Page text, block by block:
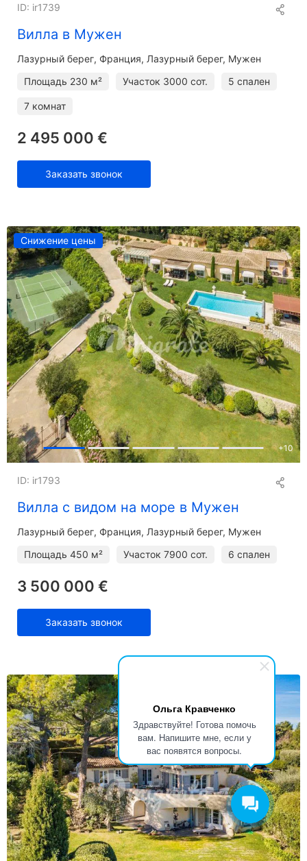
Ольга Кравченко
Здравствуйте! Готова помочь
вам. Напишите мне, если у
вас появятся вопросы.
Вилла в Мужен
ID: ir1739
Лазурный берег Франция, Лазурный берег, Мужен
Площадь 230 м² Участок 3000 сот. 5 спален
7 комнат
2 495 000 €
Заказать звонок
Снижение цены
+10
Вилла с видом на море в Мужен
ID: ir1793
Лазурный берег Франция, Лазурный берег, Мужен
Площадь 450 м² Участок 7900 сот. 6 спален
3 500 000 €
Заказать звонок